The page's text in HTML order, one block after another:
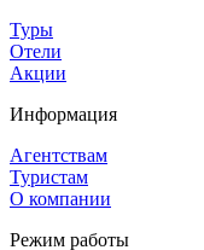
Туры
Отели
Акции
Информация
Агентствам
Туристам
О компании
Режим работы